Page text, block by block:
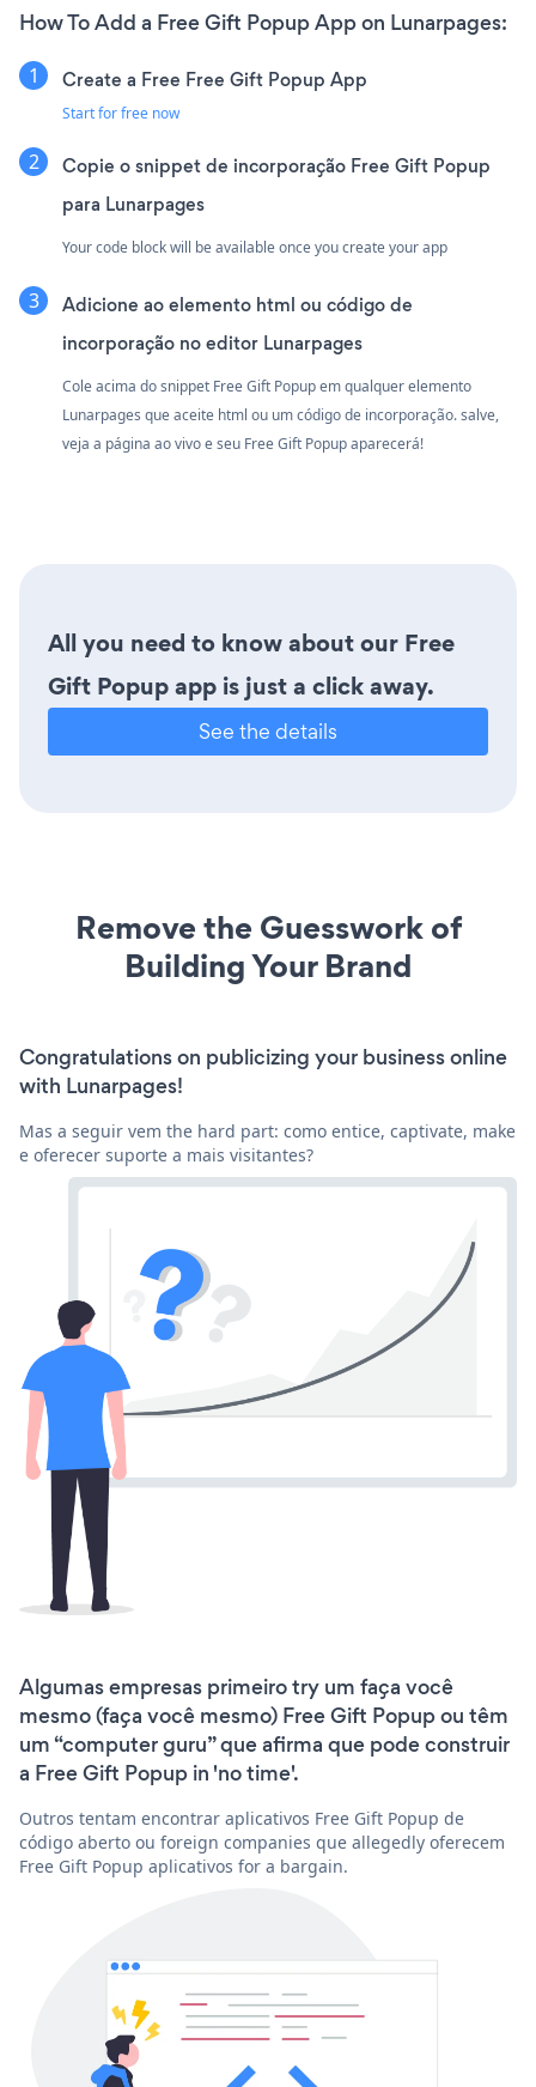
How To Add a Free Gift Popup App on Lunarpages:
Create a Free Free Gift Popup App
Start for free now
Copie o snippet de incorporação Free Gift Popup
para Lunarpages
Your code block will be available once you create your app
Adicione ao elemento html ou código de
incorporação no editor Lunarpages
Cole acima do snippet Free Gift Popup em qualquer elemento
Lunarpages que aceite html ou um código de incorporação. salve,
veja a página ao vivo e seu Free Gift Popup aparecerá!
All you need to know about our Free
Gift Popup app is just a click away.
See the details
Remove the Guesswork of
Building Your Brand
Congratulations on publicizing your business online
with Lunarpages!
Mas a seguir vem the hard part: como entice, captivate, make
e oferecer suporte a mais visitantes?
Algumas empresas primeiro try um faça você
mesmo (faça você mesmo) Free Gift Popup ou têm
um “computer guru” que afirma que pode construir
a Free Gift Popup in 'no time'.
Outros tentam encontrar aplicativos Free Gift Popup de
código aberto ou foreign companies que allegedly oferecem
Free Gift Popup aplicativos for a bargain.